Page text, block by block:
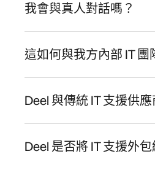
我會與真人對話嗎？
這如何與我方內部 IT 團
Deel 與傳統 IT 支援供
Deel 是否將 IT 支援外